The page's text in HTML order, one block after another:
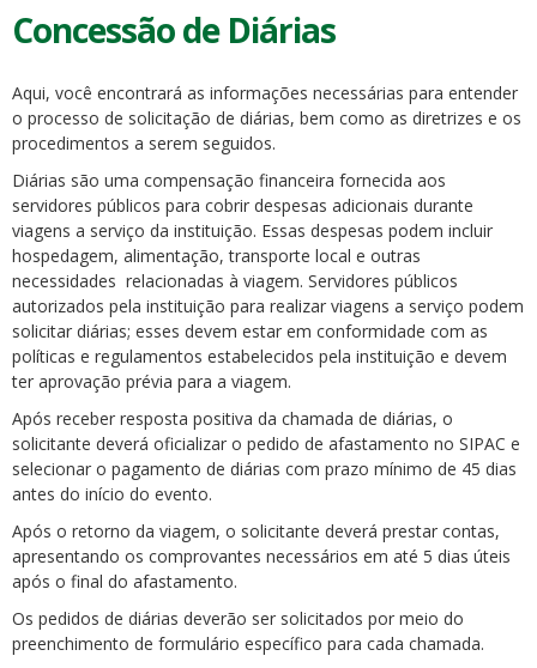
Concessão de Diárias
Aqui, você encontrará as informações necessárias para entender
o processo de solicitação de diárias, bem como as diretrizes e os
procedimentos a serem seguidos.
Diárias são uma compensação financeira fornecida aos
servidores públicos para cobrir despesas adicionais durante
viagens a serviço da instituição. Essas despesas podem incluir
hospedagem, alimentação, transporte local e outras
necessidades relacionadas à viagem. Servidores públicos
autorizados pela instituição para realizar viagens a serviço podem
solicitar diárias; esses devem estar em conformidade com as
políticas e regulamentos estabelecidos pela instituição e devem
ter aprovação prévia para a viagem.
Após receber resposta positiva da chamada de diárias, o
solicitante deverá oficializar o pedido de afastamento no SIPAC e
selecionar o pagamento de diárias com prazo mínimo de 45 dias
antes do início do evento.
Após o retorno da viagem, o solicitante deverá prestar contas,
apresentando os comprovantes necessários em até 5 dias úteis
após o final do afastamento.
Os pedidos de diárias deverão ser solicitados por meio do
preenchimento de formulário específico para cada chamada.